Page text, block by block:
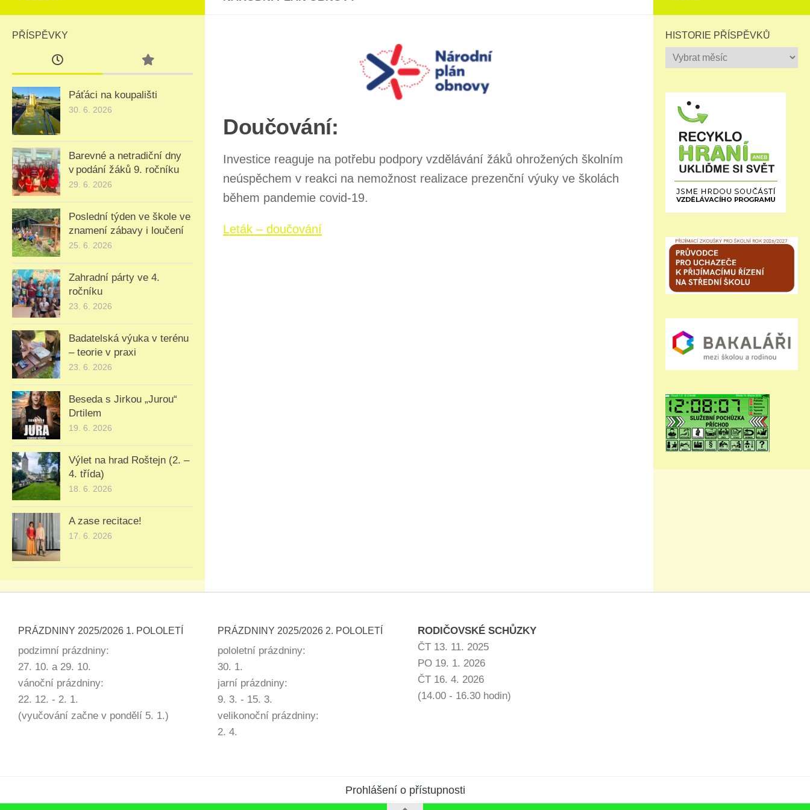
Doučování:
Investice reaguje na potřebu podpory vzdělávání žáků ohrožených školním
neúspěchem v reakci na nemožnost realizace prezenční výuky ve školách
během pandemie covid-19.
Leták – doučování
PŘÍSPĚVKY
Páťáci na koupališti
30. 6. 2026
Barevné a netradiční dny
v podání žáků 9. ročníku
29. 6. 2026
Poslední týden ve škole ve
znamení zábavy i loučení
25. 6. 2026
Zahradní párty ve 4.
ročníku
23. 6. 2026
Badatelská výuka v terénu
– teorie v praxi
23. 6. 2026
Beseda s Jirkou „Jurou“
Drtilem
19. 6. 2026
Výlet na hrad Roštejn (2. –
4. třída)
18. 6. 2026
A zase recitace!
17. 6. 2026
HISTORIE PŘÍSPĚVKŮ
Historie
příspěvků
PRÁZDNINY 2025/2026 1. POLOLETÍ
podzimní prázdniny:
27. 10. a 29. 10.
vánoční prázdniny:
22. 12. - 2. 1.
(vyučování začne v pondělí 5. 1.)
PRÁZDNINY 2025/2026 2. POLOLETÍ
pololetní prázdniny:
30. 1.
jarní prázdniny:
9. 3. - 15. 3.
velikonoční prázdniny:
2. 4.
RODIČOVSKÉ SCHŮZKY
ČT 13. 11. 2025
PO 19. 1. 2026
ČT 16. 4. 2026
(14.00 - 16.30 hodin)
Prohlášení o přístupnosti